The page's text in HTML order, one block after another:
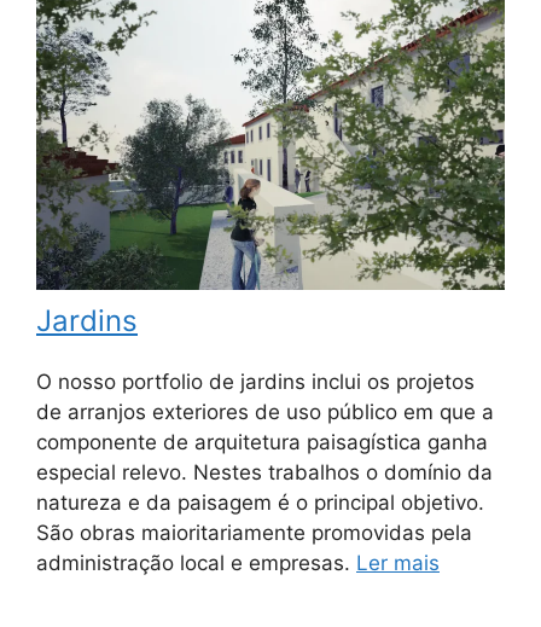
Jardins
O nosso portfolio de jardins inclui os projetos
de arranjos exteriores de uso público em que a
componente de arquitetura paisagística ganha
especial relevo. Nestes trabalhos o domínio da
natureza e da paisagem é o principal objetivo.
São obras maioritariamente promovidas pela
administração local e empresas. Ler mais